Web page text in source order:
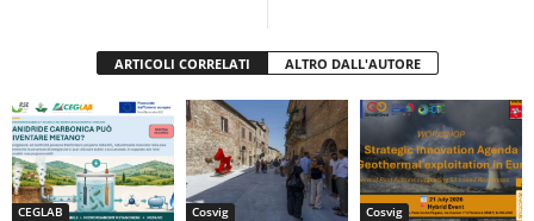
ARTICOLI CORRELATI ALTRO DALL'AUTORE
CEGLAB Cosvig Cosvig